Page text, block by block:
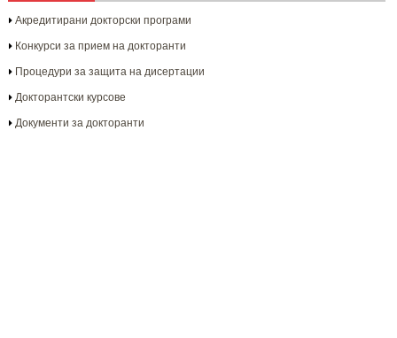
Акредитирани докторски програми
Конкурси за прием на докторанти
Процедури за защита на дисертации
Докторантски курсове
Документи за докторанти